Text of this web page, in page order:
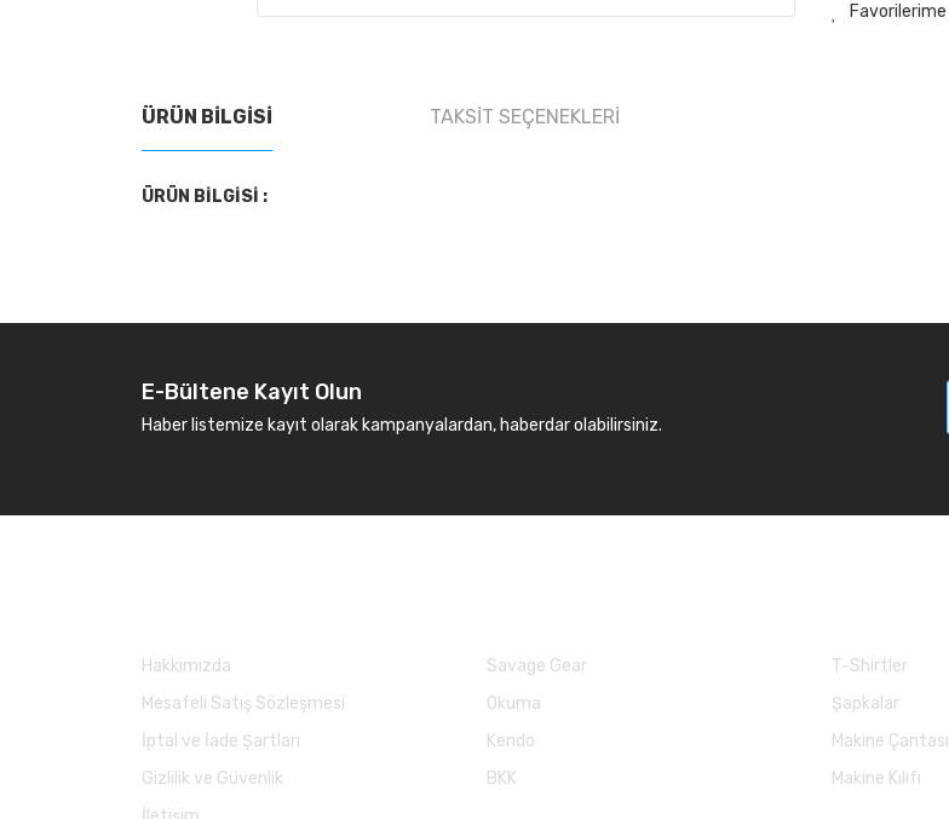
ÜRÜN BILGISI TAKSIT SEÇENEKLERI
ÜRÜN BİLGİSİ :
E-Bültene Kayıt Olun
Haber listemize kayıt olarak kampanyalardan, haberdar olabilirsiniz.
Hakkımızda
Mesafeli Satış Sözleşmesi
İptal ve İade Şartları
Gizlilik ve Güvenlik
Savage Gear
Okuma
Kendo
BKK
T-Shirtler
Şapkalar
Makine Çantası
Makine Kılıfı